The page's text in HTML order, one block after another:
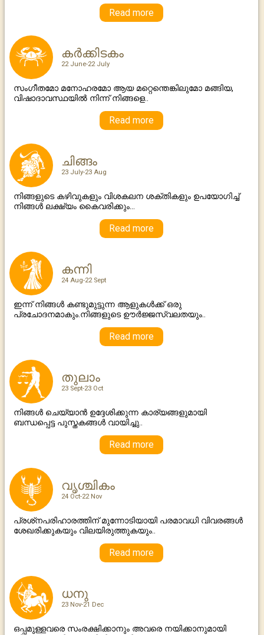
Read more
കര്‍ക്കിടകം
22 June-22 July
സംഗീതമോ മനോഹരമോ ആയ മറ്റെന്തെങ്കിലുമോ മങ്ങിയ,
വിഷാദാവസ്ഥയില്‍ നിന്ന് നിങ്ങളെ..
Read more
ചിങ്ങം
23 July-23 Aug
നിങ്ങളുടെ കഴിവുകളും വിശകലന ശക്തികളും ഉപയോഗിച്ച്
നിങ്ങൾ ലക്ഷ്യം കൈവരിക്കും...
Read more
കന്നി
24 Aug-22 Sept
ഇന്ന് നിങ്ങൾ കണ്ടുമുട്ടുന്ന ആളുകൾക്ക് ഒരു
പ്രചോദനമാകും.നിങ്ങളുടെ ഊർജ്ജസ്വലതയും..
Read more
തുലാം
23 Sept-23 Oct
നിങ്ങൾ ചെയ്യാൻ ഉദ്ദേശിക്കുന്ന കാര്യങ്ങളുമായി
ബന്ധപ്പെട്ട പുസ്തകങ്ങള്‍ വായിച്ചു..
Read more
വൃശ്ചികം
24 Oct-22 Nov
പ്രശ്‌നപരിഹാരത്തിന് മുന്നോടിയായി പരമാവധി വിവരങ്ങള്‍
ശേഖരിക്കുകയും വിലയിരുത്തുകയും..
Read more
ധനു
23 Nov-21 Dec
ഒപ്പമുള്ളവരെ സംരക്ഷിക്കാനും അവരെ നയിക്കാനുമായി